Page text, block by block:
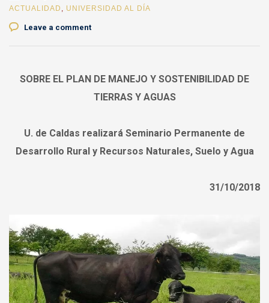
ACTUALIDAD , UNIVERSIDAD AL DÍA
Leave a comment
SOBRE EL PLAN DE MANEJO Y SOSTENIBILIDAD DE
TIERRAS Y AGUAS
U. de Caldas realizará Seminario Permanente de
Desarrollo Rural y Recursos Naturales, Suelo y Agua
31/10/2018